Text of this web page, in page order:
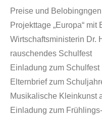
Preise und Belobingngen
Projekttage „Europa“ mit
Wirtschaftsministerin Dr.
rauschendes Schulfest
Einladung zum Schulfest
Elternbrief zum
Musikalische Kleinkunst
Einladung zum